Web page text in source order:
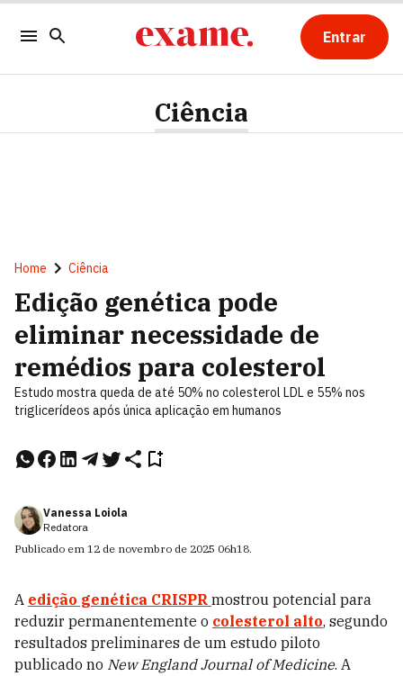
Entrar
Ciência
Home Ciência
Edição genética pode
eliminar necessidade de
remédios para colesterol
Estudo mostra queda de até 50% no colesterol LDL e 55% nos
triglicerídeos após única aplicação em humanos
Vanessa Loiola
Redatora
Publicado em 12 de novembro de 2025 06h18.
A edição genética CRISPR mostrou potencial para
reduzir permanentemente o colesterol alto, segundo
resultados preliminares de um estudo piloto
publicado no New England Journal of Medicine. A